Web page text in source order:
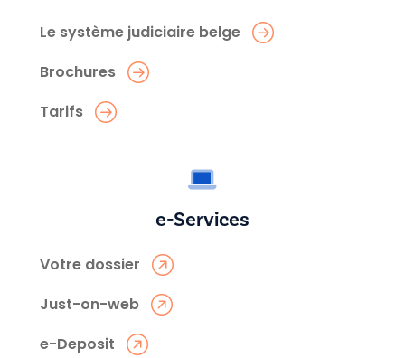
Le système judiciaire belge
Brochures
Tarifs
e-Services
Votre dossier
Just-on-web
e-Deposit